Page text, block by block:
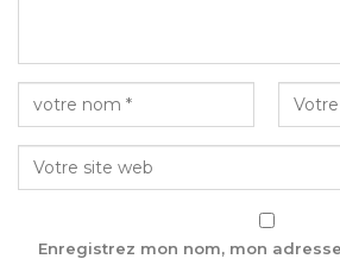
Enregistrez mon nom, mon